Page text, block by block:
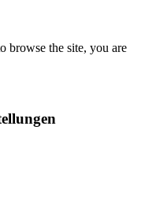
browse the site, you are